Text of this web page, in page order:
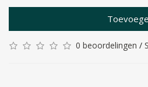
0 beoordelingen /